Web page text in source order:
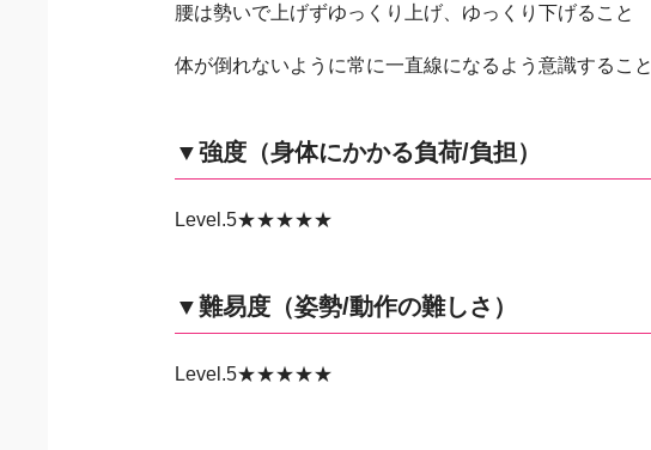
腰は勢いで上げずゆっくり上げ、ゆっくり下げること
体が倒れないように常に一直線になるよう意識すること
▼強度（身体にかかる負荷/負担）
Level.5★★★★★
▼難易度（姿勢/動作の難しさ）
Level.5★★★★★